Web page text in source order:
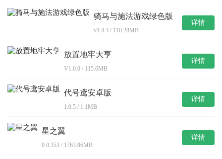
骑马与施法游戏绿色版
v1.4.3 / 110.28MB
详情
放置地牢大亨
V1.0.0 / 115.6MB
详情
代号鸢安卓版
1.0.5 / 1.1MB
详情
星之翼
0.0.353 / 1763.96MB
详情